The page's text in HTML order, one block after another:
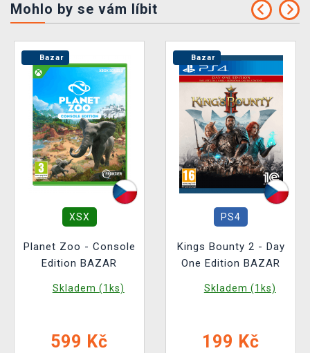
Mohlo by se vám líbit
Bazar
XSX
Planet Zoo - Console
Edition BAZAR
Skladem (1ks)
599 Kč
Bazar
PS4
Kings Bounty 2 - Day
One Edition BAZAR
Skladem (1ks)
199 Kč